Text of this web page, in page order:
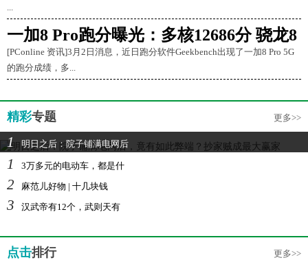
一加8 Pro跑分曝光：多核12686分 骁龙8
[PConline 资讯]3月2日消息，近日跑分软件Geekbench出现了一加8 Pro 5G
的跑分成绩，多...
精彩专题 更多>>
1 明日之后：院子铺满电网后
1 3万多元的电动车，都是什
2 麻范儿好物 | 十几块钱
3 汉武帝有12个，武则天有
点击排行 更多>>